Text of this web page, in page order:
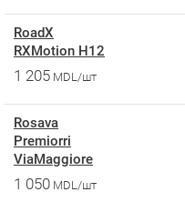
RoadX
RXMotion H12
1 205 MDL/шт
Rosava
Premiorri
ViaMaggiore
1 050 MDL/шт